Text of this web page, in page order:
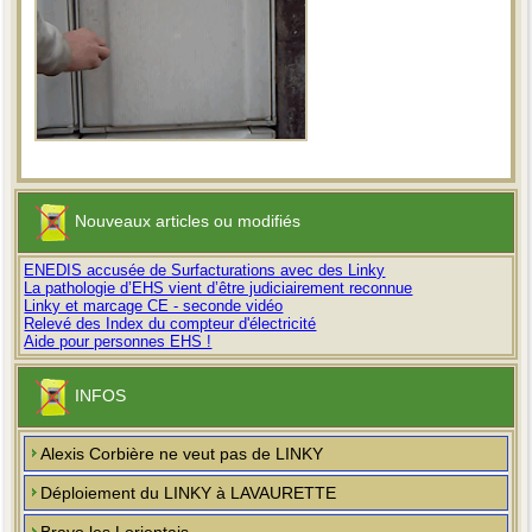
Nouveaux articles ou modifiés
ENEDIS accusée de Surfacturations avec des Linky
La pathologie d’EHS vient d’être judiciairement reconnue
Linky et marcage CE - seconde vidéo
Relevé des Index du compteur d'électricité
Aide pour personnes EHS !
INFOS
Alexis Corbière ne veut pas de LINKY
Déploiement du LINKY à LAVAURETTE